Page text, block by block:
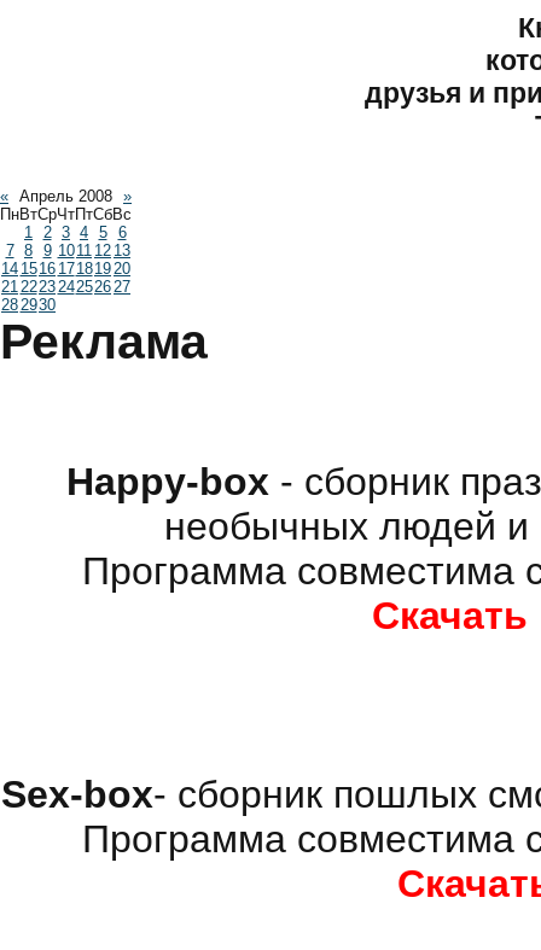
друзья и
« Апрель 2008 »
ПнВтСрЧтПтСбВс
1 2 3 4 5
6
7 8 9 1011 12 13
14 1516 17181920
21222324252627
282930
Реклама
Happy-box - сборник
необычных людей и
Программа совместима
Sex-box- сборник пошлых
Программа совместима